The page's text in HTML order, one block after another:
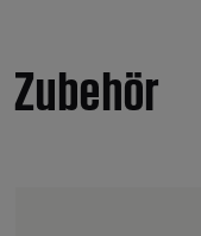
Zubehör